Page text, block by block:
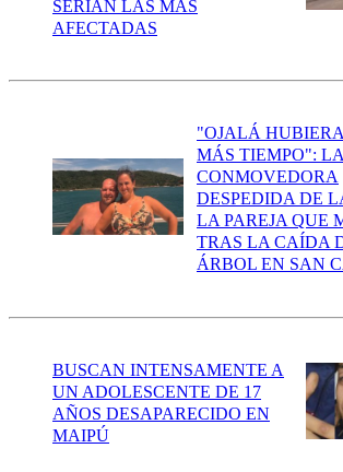
SERÍAN LAS MÁS
AFECTADAS
"OJALÁ
MÁS TIEMPO": LA
CONMOVEDORA
DESPEDIDA DE
LA PAREJA QUE
TRAS LA CAÍDA
ÁRBOL EN SAN
BUSCAN INTENSAMENTE A
UN ADOLESCENTE DE 17
AÑOS DESAPARECIDO EN
MAIPÚ